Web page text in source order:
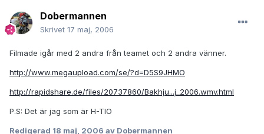
Dobermannen
Skrivet 17 maj, 2006
Filmade igår med 2 andra från teamet och 2 andra vänner.
http://www.megaupload.com/se/?d=D5S9JHMO
http://rapidshare.de/files/20737860/Bakhju...j_2006.wmv.html
P.S: Det är jag som är H-TIO
Redigerad 18 maj, 2006 av Dobermannen